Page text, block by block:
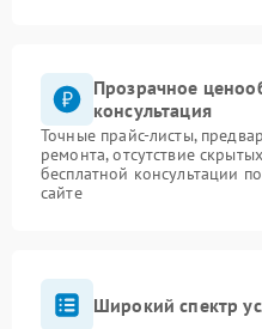
Прозрачное
консультация
Точные прайс-листы,
ремонта, отсутствие
бесплатной консультации
сайте
Широкий спектр